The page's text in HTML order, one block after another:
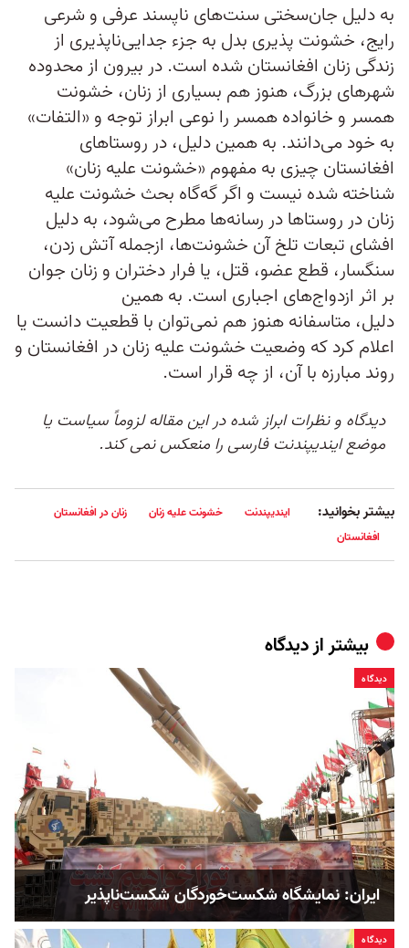
به دلیل جان‌سختی سنت‌های ناپسند عرفی و شرعی
رایج، خشونت پذیری بدل به جزء جدایی‌ناپذیری از
زندگی زنان افغانستان شده است. در بیرون از محدوده
شهرهای بزرگ، هنوز هم بسیاری از زنان، خشونت
همسر و خانواده همسر را نوعی ابراز توجه و «التفات»
به خود می‌دانند. به همین دلیل، در روستاهای
افغانستان چیزی به مفهوم «خشونت علیه زنان»
شناخته شده نیست و اگر گه‌گاه بحث خشونت علیه
زنان در روستاها در رسانه‌ها مطرح می‌شود، به دلیل
افشای تبعات تلخ آن خشونت‌ها، از‌جمله آتش زدن،
سنگسار، قطع عضو، قتل، یا فرار دختران و زنان جوان
بر اثر ازدواج‌های اجباری است. به همین
دلیل، متاسفانه هنوز هم نمی‌توان با قطعیت دانست یا
اعلام کرد که وضعیت خشونت علیه زنان در افغانستان و
روند مبارزه با آن، از چه قرار است.
دیدگاه و نظرات ابراز شده در این مقاله لزوماً سیاست یا
موضع ایندیپندنت فارسی را منعکس نمی کند.
بیشتر بخوانید: ایندیپندنت خشونت علیه زنان
زنان در افغانستان
افغانستان
بیشتر ازدیدگاه
دیدگاه
ایران: نمایشگاه شکست‌خوردگان شکست‌ناپذیر
دیدگاه